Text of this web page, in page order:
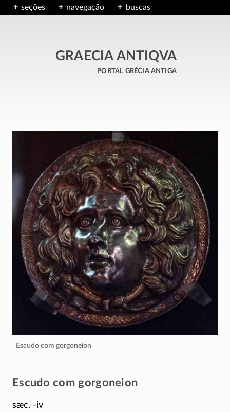
seções navegação buscas
GRAECIA ANTIQVA
portal grécia antiga
Escudo com gorgoneion
Escudo com gorgoneion
sæc. -iv